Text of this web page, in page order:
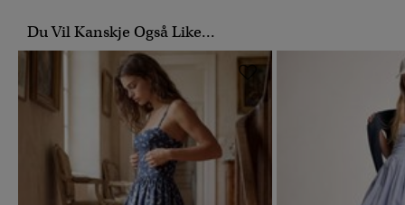
Du Vil Kanskje Også Like...